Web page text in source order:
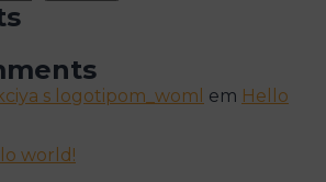
s logotipom_woml em Hello
world!